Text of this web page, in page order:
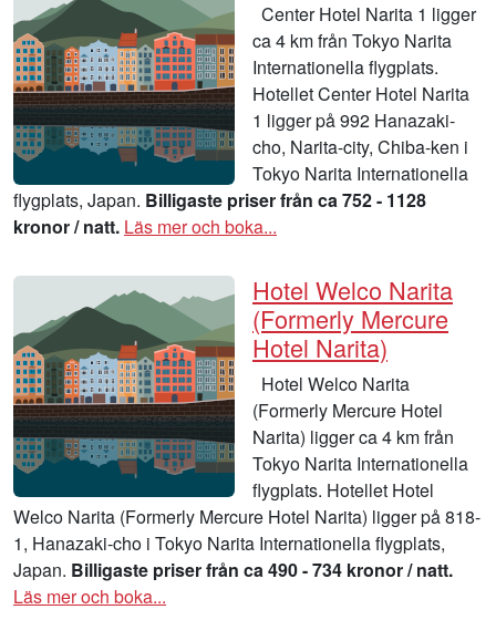
Center Hotel Narita 1 ligger
ca 4 km från Tokyo Narita
Internationella flygplats.
Hotellet Center Hotel Narita
1 ligger på 992 Hanazaki-
cho, Narita-city, Chiba-ken i
Tokyo Narita Internationella
flygplats, Japan. Billigaste priser från ca 752 - 1128
kronor / natt. Läs mer och boka...
Hotel Welco Narita
(Formerly Mercure
Hotel Narita)
Hotel Welco Narita
(Formerly Mercure Hotel
Narita) ligger ca 4 km från
Tokyo Narita Internationella
flygplats. Hotellet Hotel
Welco Narita (Formerly Mercure Hotel Narita) ligger på 818-
1, Hanazaki-cho i Tokyo Narita Internationella flygplats,
Japan. Billigaste priser från ca 490 - 734 kronor / natt.
Läs mer och boka...